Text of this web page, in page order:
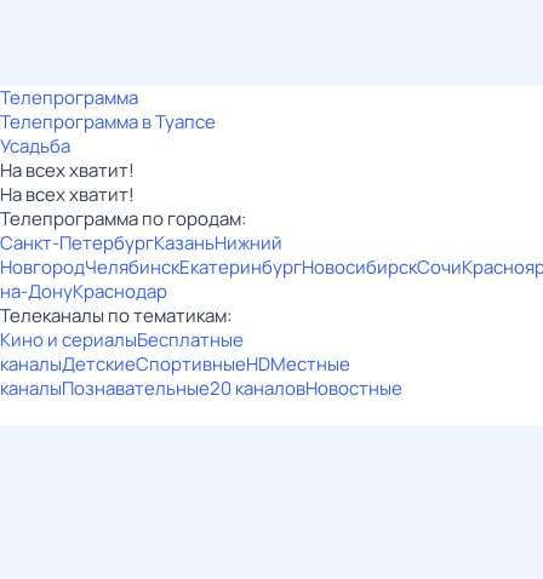
Телепрограмма
Телепрограмма в Туапсе
Усадьба
На всех хватит!
На всех хватит!
Телепрограмма по городам:
Санкт-ПетербургКазаньНижний
НовгородЧелябинскЕкатеринбургНовосибирскСочи
на-ДонуКраснодар
Телеканалы по тематикам:
Кино и сериалыБесплатные
каналыДетскиеСпортивныеHDМестные
каналыПознавательные20 каналовНовостные